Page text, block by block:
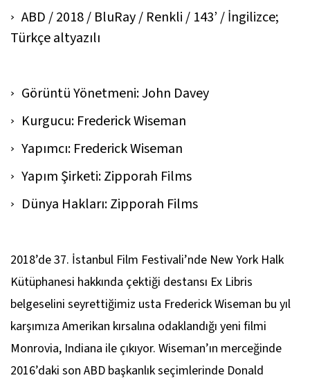
ABD / 2018 / BluRay / Renkli / 143’ / İngilizce;
Türkçe altyazılı
Görüntü Yönetmeni: John Davey
Kurgucu: Frederick Wiseman
Yapımcı: Frederick Wiseman
Yapım Şirketi: Zipporah Films
Dünya Hakları: Zipporah Films
2018’de 37. İstanbul Film Festivali’nde New York Halk
Kütüphanesi hakkında çektiği destansı Ex Libris
belgeselini seyrettiğimiz usta Frederick Wiseman bu yıl
karşımıza Amerikan kırsalına odaklandığı yeni filmi
Monrovia, Indiana ile çıkıyor. Wiseman’ın merceğinde
2016’daki son ABD başkanlık seçimlerinde Donald